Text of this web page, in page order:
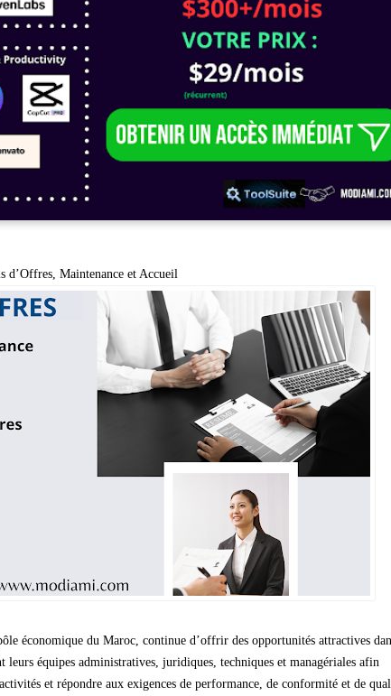
d’Offres, Maintenance et Accueil
économique du Maroc, continue d’offrir des opportunités attractives
leurs équipes administratives, juridiques, techniques et managériales afin
et répondre aux exigences de performance, de conformité et de